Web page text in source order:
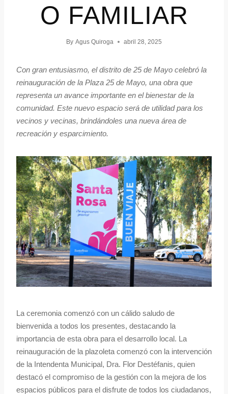
O FAMILIAR
By Agus Quiroga abril 28, 2025
Con gran entusiasmo, el distrito de 25 de Mayo celebró la
reinauguración de la Plaza 25 de Mayo, una obra que
representa un avance importante en el bienestar de la
comunidad. Este nuevo espacio será de utilidad para los
vecinos y vecinas, brindándoles una nueva área de
recreación y esparcimiento.
La ceremonia comenzó con un cálido saludo de
bienvenida a todos los presentes, destacando la
importancia de esta obra para el desarrollo local. La
reinauguración de la plazoleta comenzó con la intervención
de la Intendenta Municipal, Dra. Flor Destéfanis, quien
destacó el compromiso de la gestión con la mejora de los
espacios públicos para el disfrute de todos los ciudadanos,